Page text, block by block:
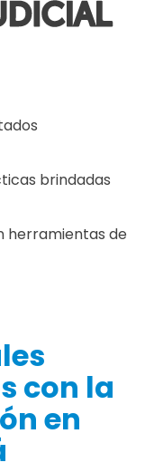
brindadas
herramientas de
con la
en